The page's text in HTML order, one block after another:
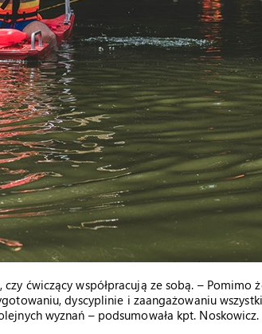
ćwiczący współpracują ze sobą. – Pomimo
dyscyplinie i zaangażowaniu
wyznań – podsumowała kpt. Noskowicz.